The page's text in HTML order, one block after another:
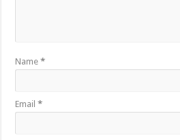
Name*
Email*